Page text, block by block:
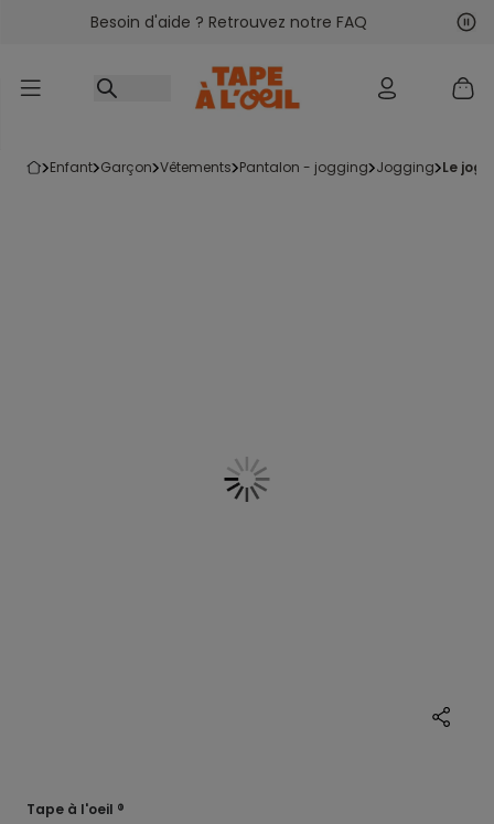
Accéder au contenu
Besoin d'aide ? Retrouvez notre FAQ
enfant garçon vêtements pantalon - jogging jogging le
Tape à l'oeil ®